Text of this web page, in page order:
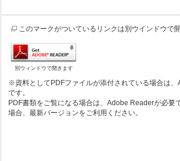
このマークがついているリンクは別ウインドウで
別ウィンドウで開きます
※資料としてPDFファイルが添付されている場合は
です。
PDF書類をご覧になる場合は、Adobe Readerが必要
場合、最新バージョンをご利用ください。